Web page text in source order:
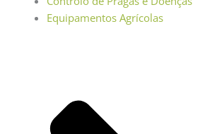
Equipamentos Agrícolas